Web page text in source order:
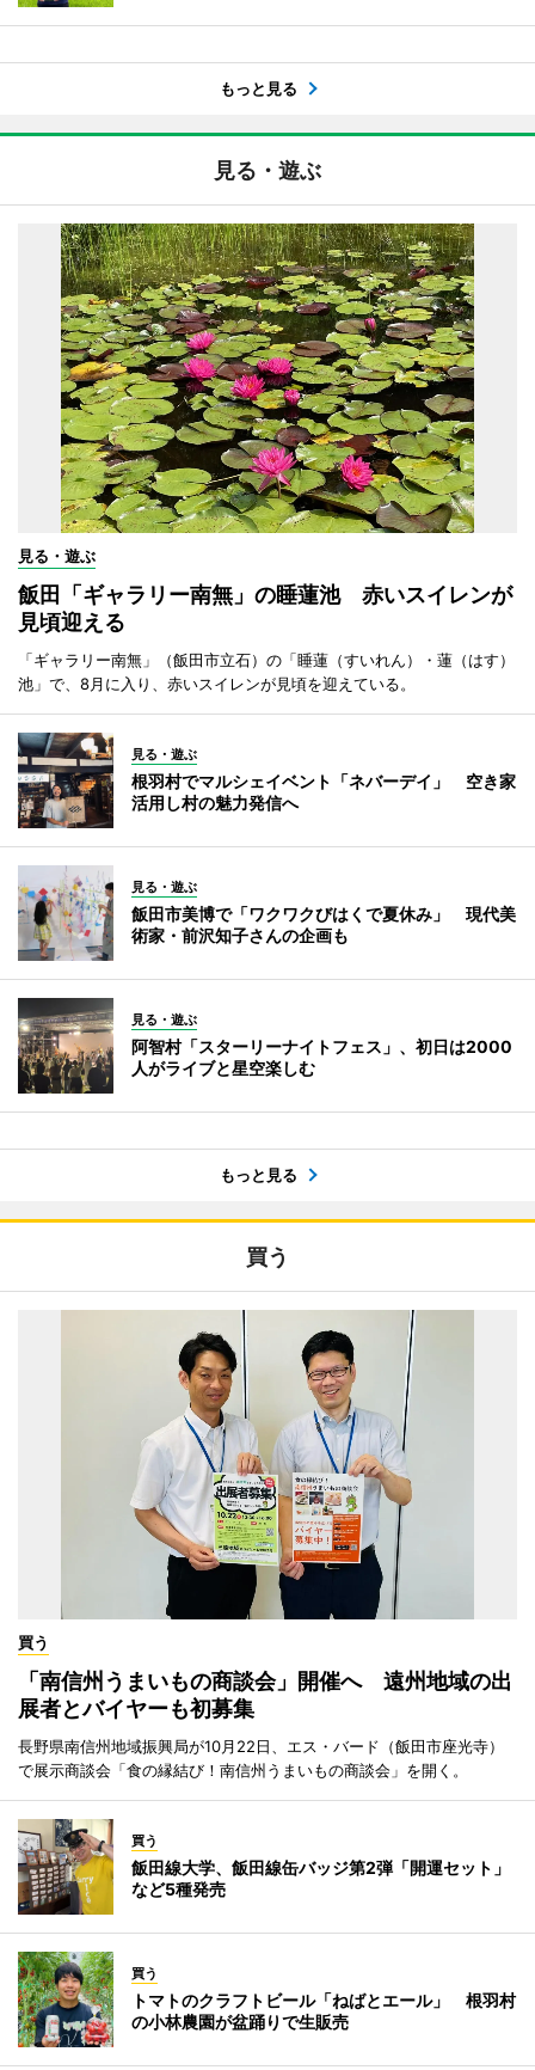
もっと見る
見る・遊ぶ
見る・遊ぶ
飯田「ギャラリー南無」の睡蓮池 赤いスイレンが
見頃迎える
「ギャラリー南無」（飯田市立石）の「睡蓮（すいれん）・蓮（はす）
池」で、8月に入り、赤いスイレンが見頃を迎えている。
見る・遊ぶ
根羽村でマルシェイベント「ネバーデイ」 空き家
活用し村の魅力発信へ
見る・遊ぶ
飯田市美博で「ワクワクびはくで夏休み」 現代美
術家・前沢知子さんの企画も
見る・遊ぶ
阿智村「スターリーナイトフェス」、初日は2000
人がライブと星空楽しむ
もっと見る
買う
買う
「南信州うまいもの商談会」開催へ 遠州地域の出
展者とバイヤーも初募集
長野県南信州地域振興局が10月22日、エス・バード（飯田市座光寺）
で展示商談会「食の縁結び！南信州うまいもの商談会」を開く。
買う
飯田線大学、飯田線缶バッジ第2弾「開運セット」
など5種発売
買う
トマトのクラフトビール「ねばとエール」 根羽村
の小林農園が盆踊りで生販売